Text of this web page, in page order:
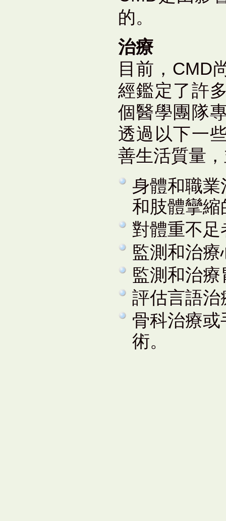
的。
治療
目前，CMD
經鑑定了許
個醫學團隊
透過以下一
善生活質量
身體和職
和肢體攣
對體重不
監測和治
監測和治
評估言語
骨科治療
術。